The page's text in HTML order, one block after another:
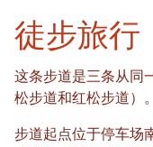
徒步旅行
这条步道是三条从同
松步道和红松步道）。
步道起点位于停车场